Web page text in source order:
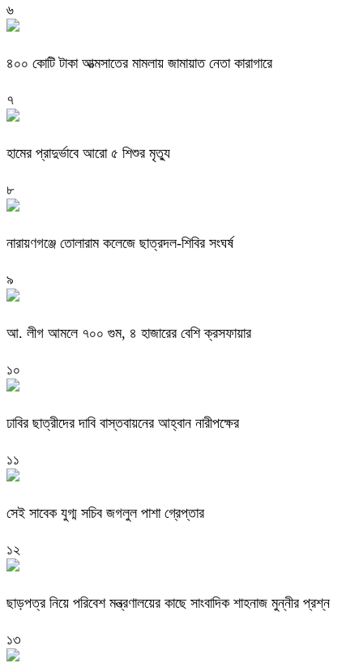
৬
৪০০ কোটি টাকা আত্মসাতের মামলায় জামায়াত নেতা কারাগারে
৭
হামের প্রাদুর্ভাবে আরো ৫ শিশুর মৃত্যু
৮
নারায়ণগঞ্জে তোলারাম কলেজে ছাত্রদল-শিবির সংঘর্ষ
৯
আ. লীগ আমলে ৭০০ গুম, ৪ হাজারের বেশি ক্রসফায়ার
১০
ঢাবির ছাত্রীদের দাবি বাস্তবায়নের আহ্বান নারীপক্ষের
১১
সেই সাবেক যুগ্ম সচিব জগলুল পাশা গ্রেপ্তার
১২
ছাড়পত্র নিয়ে পরিবেশ মন্ত্রণালয়ের কাছে সাংবাদিক শাহনাজ মুন্নীর প্রশ্ন
১৩